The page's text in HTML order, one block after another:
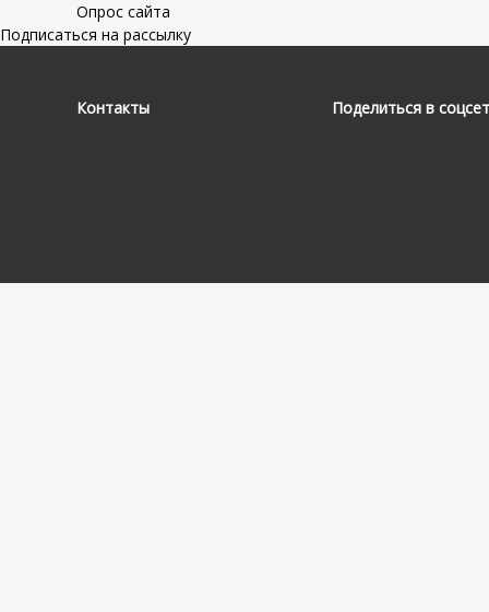
Опрос сайта
Подписаться на рассылку
Контакты Поделиться в